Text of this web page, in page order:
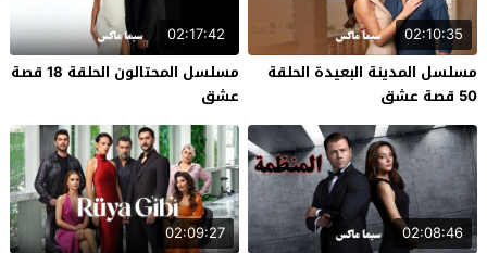
02:10:35
مسلسل المدينة البعيدة الحلقة
50 قصة عشق
02:17:42
مسلسل المحتالون الحلقة 18 قصة
عشق
02:08:46
02:09:27